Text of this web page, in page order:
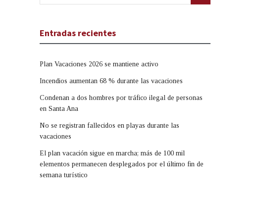
Entradas recientes
Plan Vacaciones 2026 se mantiene activo
Incendios aumentan 68 % durante las vacaciones
Condenan a dos hombres por tráfico ilegal de personas
en Santa Ana
No se registran fallecidos en playas durante las
vacaciones
El plan vacación sigue en marcha; más de 100 mil
elementos permanecen desplegados por el último fin de
semana turístico